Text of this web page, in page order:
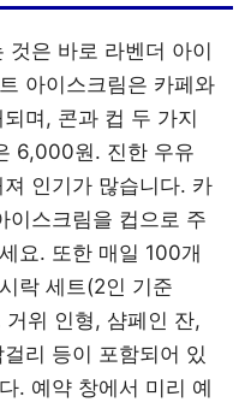
것은 바로 라벤더 아이
아이스크림은 카페와
며, 콘과 컵 두 가지
6,000원. 진한 우유
인기가 많습니다. 카
이스크림을 컵으로 주
요. 또한 매일 100개
락 세트(2인 기준
위 인형, 샴페인 잔,
리 등이 포함되어 있
. 예약 창에서 미리 예